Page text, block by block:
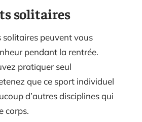
solitaires
solitaires peuvent vous
pendant la rentrée.
pratiquer seul
que ce sport individuel
d’autres disciplines qui
corps.